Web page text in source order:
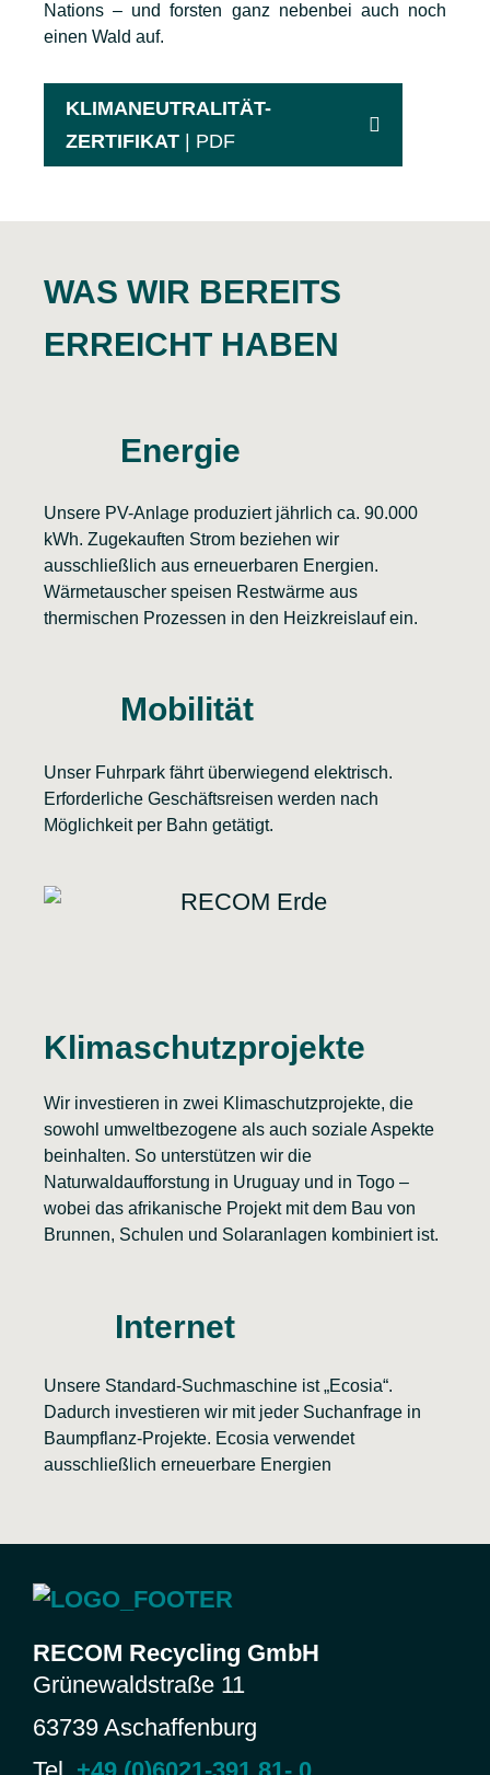
Nations – und forsten ganz nebenbei auch noch
einen Wald auf.
KLIMANEUTRALITÄT-
ZERTIFIKAT
| PDF
WAS WIR BEREITS
ERREICHT HABEN
Energie
Unsere PV-Anlage produziert jährlich ca. 90.000
kWh. Zugekauften Strom beziehen wir
ausschließlich aus erneuerbaren Energien.
Wärmetauscher speisen Restwärme aus
thermischen Prozessen in den Heizkreislauf ein.
Mobilität
Unser Fuhrpark fährt überwiegend elektrisch.
Erforderliche Geschäftsreisen werden nach
Möglichkeit per Bahn getätigt.
Klimaschutzprojekte
Wir investieren in zwei Klimaschutzprojekte, die
sowohl umweltbezogene als auch soziale Aspekte
beinhalten. So unterstützen wir die
Naturwaldaufforstung in Uruguay und in Togo –
wobei das afrikanische Projekt mit dem Bau von
Brunnen, Schulen und Solaranlagen kombiniert ist.
Internet
Unsere Standard-Suchmaschine ist „Ecosia“.
Dadurch investieren wir mit jeder Suchanfrage in
Baumpflanz-Projekte. Ecosia verwendet
ausschließlich erneuerbare Energien
RECOM Recycling GmbH
Grünewaldstraße 11
63739 Aschaffenburg